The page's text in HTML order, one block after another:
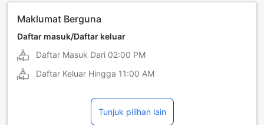
bahasa Rusia
bahasa Turki
Maklumat Berguna
Daftar masuk/Daftar keluar
Daftar Masuk Dari 02:00 PM
Daftar Keluar Hingga 11:00 AM
Tunjuk pilihan lain